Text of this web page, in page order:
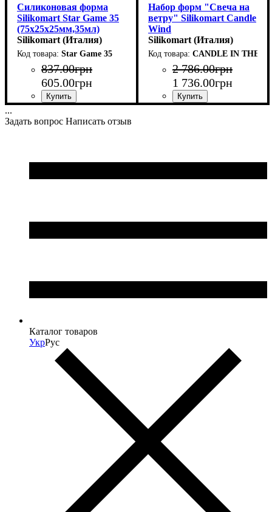
Силиконовая форма
Silikomart Star Game 35
(75x25x25мм,35мл)
Silikomart (Италия)
Star Game 35
837.00грн
605.00грн
Набор форм "Cвеча на
ветру" Silikomart Candle
Wind
(250x80мм,h95мм,1400мл)
Silikomart (Италия)
CANDLE IN THE
2 786.00грн
1 736.00грн
...
Задать вопрос Написать отзыв
Каталог товаров
УкрРус